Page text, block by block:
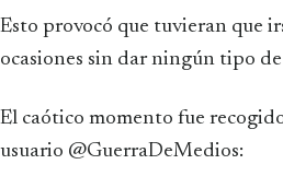
Esto provocó que tuvieran que
ocasiones sin dar ningún tipo
El caótico momento fue
usuario @GuerraDeMedios: